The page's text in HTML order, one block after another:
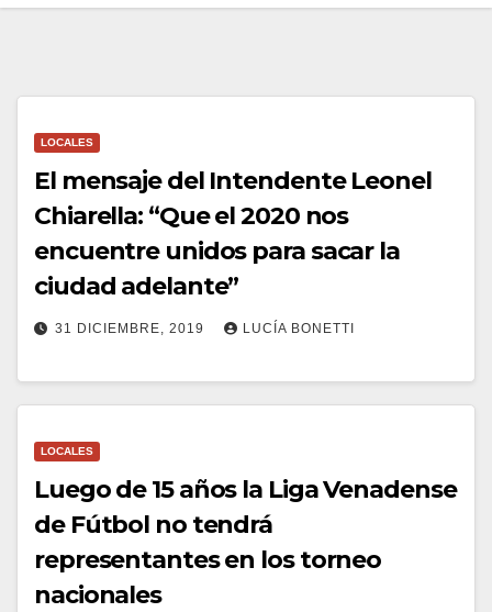
LOCALES
El mensaje del Intendente Leonel
Chiarella: “Que el 2020 nos
encuentre unidos para sacar la
ciudad adelante”
31 DICIEMBRE, 2019 LUCÍA BONETTI
LOCALES
Luego de 15 años la Liga Venadense
de Fútbol no tendrá
representantes en los torneo
nacionales